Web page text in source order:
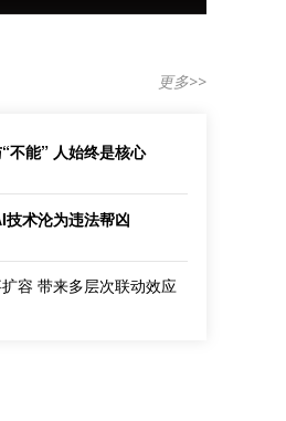
更多>>
不能” 人始终是核心
术沦为违法帮凶
容 带来多层次联动效应